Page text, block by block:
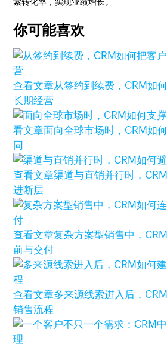
你可能喜欢
查看文章从签约到续费，CRM如
长期经营
看文章面向全球市场时，CRM如
同
查看文章渠道与直销并行时，
进断层
查看文章复杂方案型销售中，
前与交付
查看文章多来源线索进入后，
销售流程